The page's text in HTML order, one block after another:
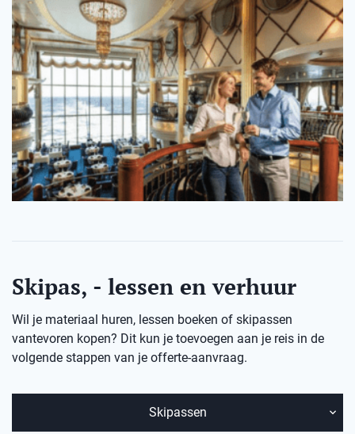
Skipas, - lessen en verhuur
Wil je materiaal huren, lessen boeken of skipassen
vantevoren kopen? Dit kun je toevoegen aan je reis in de
volgende stappen van je offerte-aanvraag.
Skipassen